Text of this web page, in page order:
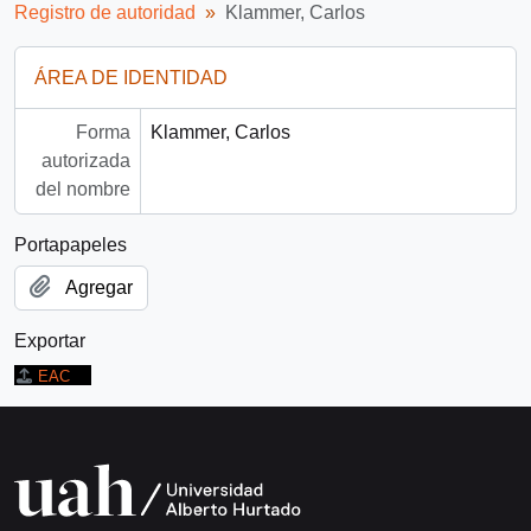
Registro de autoridad Klammer, Carlos
ÁREA DE IDENTIDAD
Forma
autorizada
del nombre
Klammer, Carlos
Portapapeles
Agregar
Exportar
EAC